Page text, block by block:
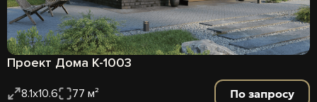
Проект Дома К-1003
8.1х10.6 77 м² По запросу